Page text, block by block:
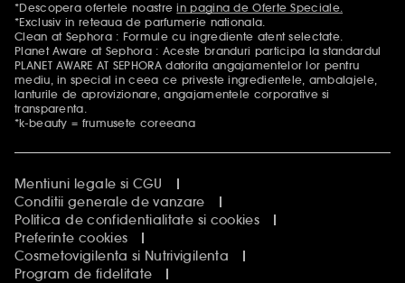
Mentiuni aditionale
*Descopera ofertele noastrein pagina de Oferte Speciale.
*Exclusiv in reteaua de parfumerie nationala.
Clean at Sephora : Formule cu ingrediente atent selectate.
Planet Aware at Sephora : Aceste branduri participa la standardul
PLANET AWARE AT SEPHORA datorita angajamentelor lor pentru
mediu, in special in ceea ce priveste ingredientele, ambalajele,
lanturile de aprovizionare, angajamentele corporative si
transparenta.
*k-beauty = frumusete coreeana
Mentiuni legale si CGU
Conditii generale de vanzare
Politica de confidentialitate si cookies
Preferinte cookies
Cosmetovigilenta si Nutrivigilenta
Program de fidelitate